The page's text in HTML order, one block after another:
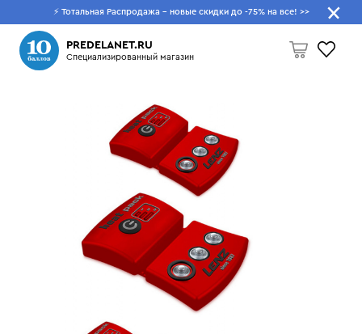
⚡ Тотальная Распродажа - новые скидки до -75% на все! >>
PREDELANET.RU
Специализированный магазин
Что будем искать?